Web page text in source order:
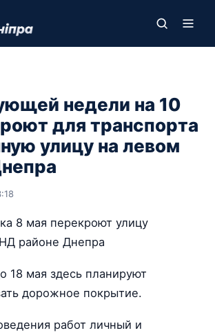
недели на 10
для транспорта
улицу на левом
8 мая перекроют улицу
районе Днепра
18 мая здесь планируют
дорожное покрытие.
работ личный и